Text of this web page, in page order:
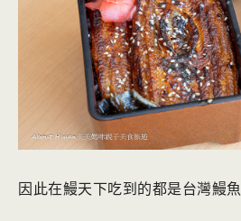
因此在鰻天下吃到的都是台灣鰻魚